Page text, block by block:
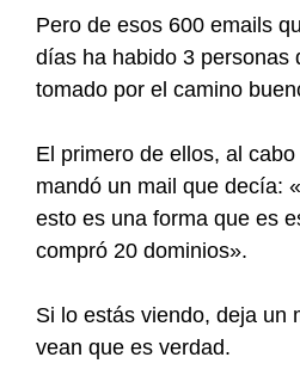
Pero de esos 600 emails
días ha habido 3 personas
tomado por el camino
El primero de ellos, al
mandó un mail que decía:
esto es una forma que es
compró 20 dominios».
Si lo estás viendo, deja un
vean que es verdad.